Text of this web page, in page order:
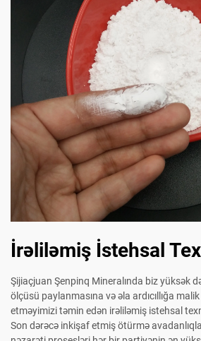
İrəliləmiş İstehsal
Şijiaçjuan Şenpinq Mineralında biz yüksək
ölçüsü paylanmasına və əla ardıcıllığa
etməyimizi təmin edən irəliləmiş istehsal
Son dərəcə inkişaf etmiş ötürmə